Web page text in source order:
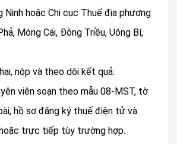
Ninh hoặc Chi cục Thuế địa phương
Móng Cái, Đông Triều, Uông Bí,
nộp và theo dõi kết quả:
viên soạn theo mẫu 08-MST, tờ
hồ sơ đăng ký thuế điện tử và
trực tiếp tùy trường hợp.